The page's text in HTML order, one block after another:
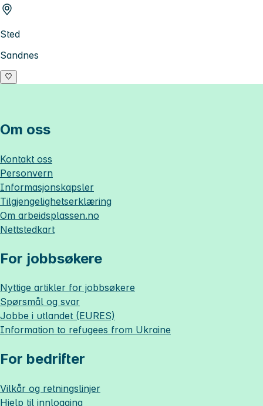
Sted
Sandnes
Om oss
Kontakt oss
Personvern
Informasjonskapsler
Tilgjengelighetserklæring
Om arbeidsplassen.no
Nettstedkart
For jobbsøkere
Nyttige artikler for jobbsøkere
Spørsmål og svar
Jobbe i utlandet (EURES)
Information to refugees from Ukraine
For bedrifter
Vilkår og retningslinjer
Hjelp til innlogging